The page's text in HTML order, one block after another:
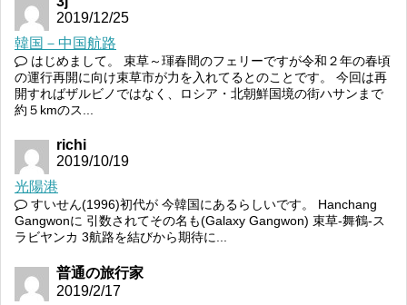
2019/12/25
韓国－中国航路
はじめまして。 束草～琿春間のフェリーですが令和２年の春頃
の運行再開に向け束草市が力を入れてるとのことです。 今回は再
開すればザルビノではなく、ロシア・北朝鮮国境の街ハサンまで
約５kmのス...
richi
2019/10/19
光陽港
すいせん(1996)初代が 今韓国にあるらしいです。 Hanchang
Gangwonに 引数されてその名も(Galaxy Gangwon) 束草-舞鶴-ス
ラビヤンカ 3航路を結びから期待に...
普通の旅行家
2019/2/17